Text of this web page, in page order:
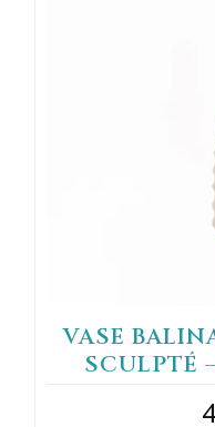
VASE
SCULPTÉ